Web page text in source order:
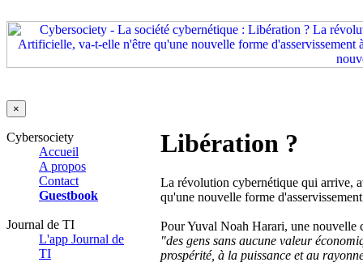
×
Cybersociety
Accueil
A propos
Contact
Guestbook
Journal de TI
L'app Journal de
TI
Libération ?
La révolution cybernétique qui arrive,
qu'une nouvelle forme
Pour Yuval Noah Harari, une nouvelle
"des gens sans aucune valeur
prospérité, à la puissance et au